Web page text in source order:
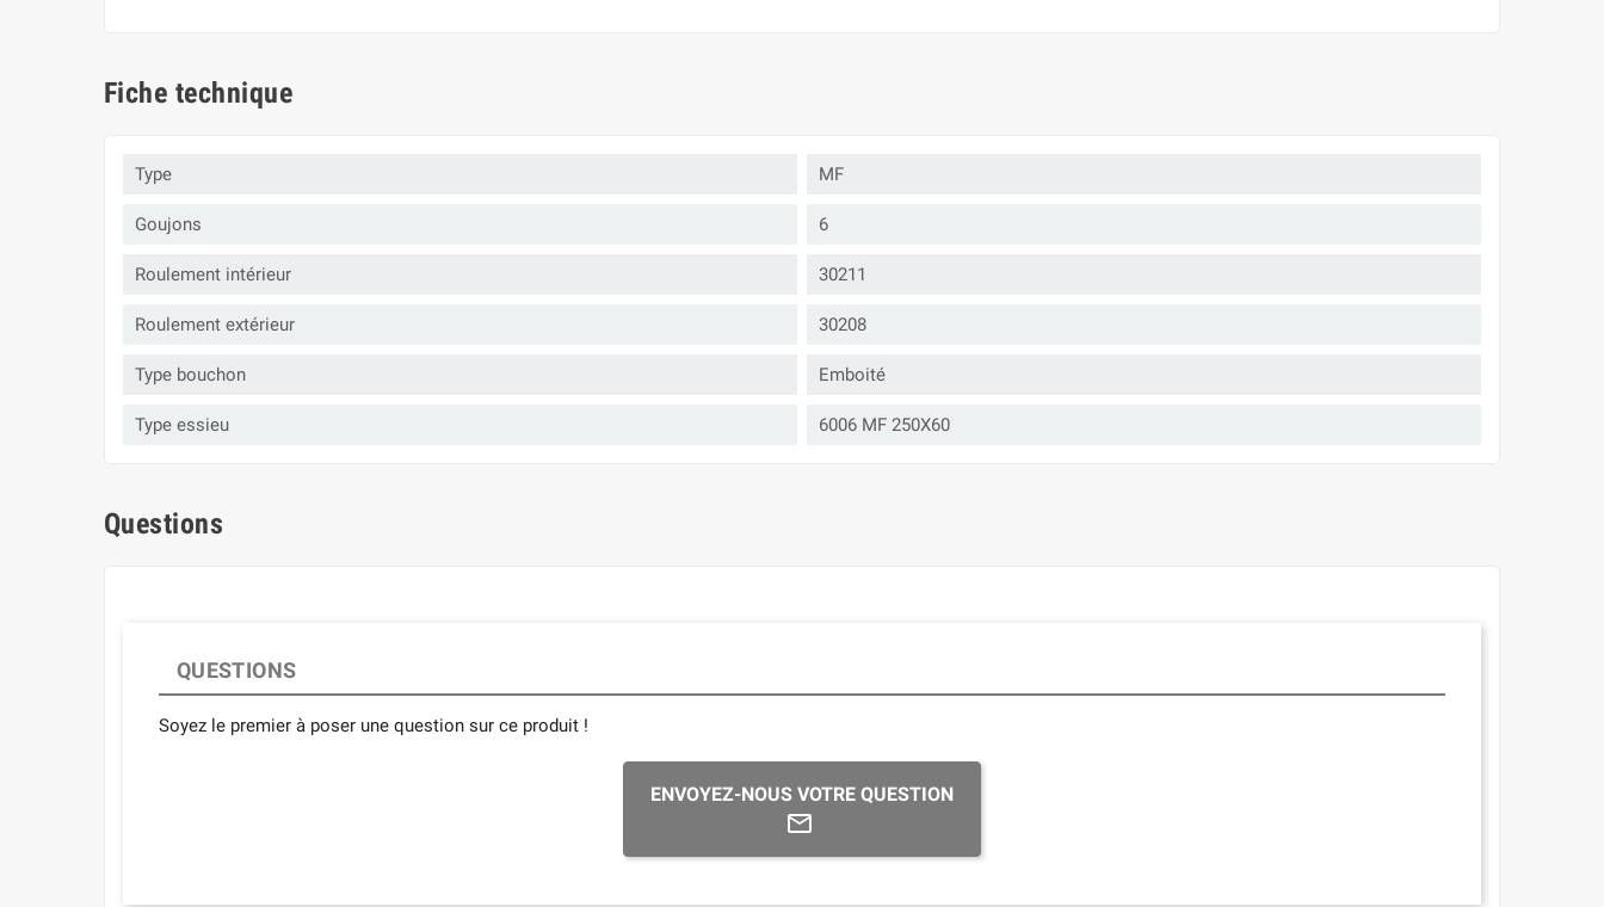
Fiche technique
Type MF
Goujons 6
Roulement intérieur 30211
Roulement extérieur 30208
Type bouchon Emboité
Type essieu 6006 MF 250X60
Questions
QUESTIONS
Soyez le premier à poser une question sur ce produit !
ENVOYEZ-NOUS VOTRE QUESTION